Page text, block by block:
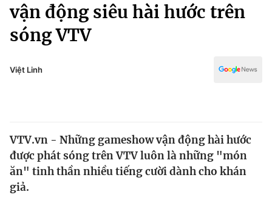
Chính trị
Xã hội
Pháp luật
Thế giới
Tin tức
Thế giới đó đây
Kinh tế
Truyền hình
Văn hóa - Giải trí
Y tế
vận động siêu hài hước trên
sóng VTV
Việt Linh
VTV.vn - Những gameshow vận động hài hước
được phát sóng trên VTV luôn là những "món
ăn" tinh thần nhiều tiếng cười dành cho khán
giả.